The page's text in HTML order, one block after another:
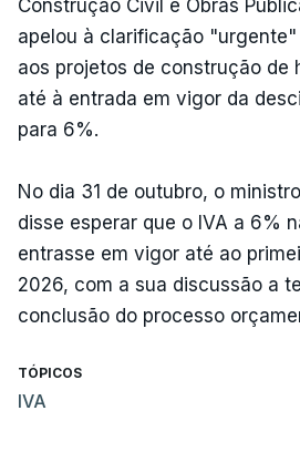
Construção Civil e Obras
apelou à clarificação
aos projetos de construção de
até à entrada em vigor da
para 6%.
No dia 31 de outubro, o
disse esperar que o IVA a 6%
entrasse em vigor até ao
2026, com a sua discussão a
conclusão do processo
TÓPICOS
IVA